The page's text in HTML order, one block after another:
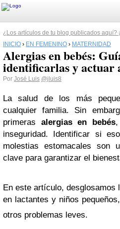
¿Los artículos de tu blog publicados aquí?
INICIO › EN FEMENINO › MATERNIDAD
Alergias en bebés:
identificarlas y actuar
Por José Luis @jluis8
La salud de los más
cualquier familia. Sin
primeras alergias en bebés
inseguridad. Identificar si
molestias estomacales son
clave para garantizar el
En este artículo, desglosamos
en lactantes y niños
otros problemas leves.